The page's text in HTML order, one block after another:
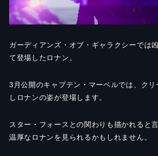
ガーディアンズ・オブ・ギャラクシーでは
て登場したロナン。
3月公開のキャプテン・マーベルでは、クリ
しロナンの姿が登場します。
スター・フォースとの関わりも描かれると
温厚なロナンを見られるかもしれません。